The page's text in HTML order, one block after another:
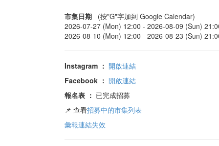
市集日期
(按"G"字加到 Google Calendar)
2026-07-27 (Mon) 12:00 - 2026-08-09 (Sun)
2026-08-10 (Mon) 12:00 - 2026-08-23 (Sun)
Instagram ： 開啟連結
Facebook ： 開啟連結
報名表 ： 已完成招募
📌 查看招募中的市集列表
彙報連結失效